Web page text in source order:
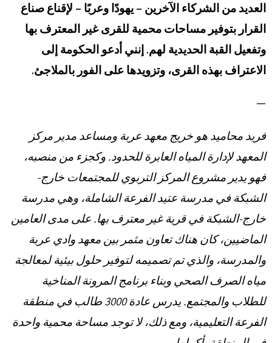
العديد من الشركاء الآخرين – يهودًا وعربًا – لإقناع صناع
القرار بتوفير مساحات محمية للقرى غير المعترف بها
وتفعيل القبة الحديدية لهم. إنني أدعو الحكومة إلى
الاعتراف بهذه القرى، وتزويدها على الفور بالملاجئ.
—
فريد محاميد هو خريج معهد عربة ومساعد مدير مركز
المعهد لإدارة المياه العابرة للحدود. وكجزء من منصبه،
فهو يدير مشروع المركز التربوي للمجتمعات خارج-
الشبكة في مدرسة عتيد الفرعة الشاملة، وهي مدرسة
خارج-الشبكة في قرية غير معترف بها. على مدى العامين
الماضيين، كان هناك تعاون مثمر بين معهد وادي عربة
والمدرسة، والذي تم تصميمه لتوفير حلول بيئية لمعالجة
مياه الصرف الصحي وبناء برنامج المرونة المناخية
للطلاب والمجتمع. يدرس عادة 3000 طالب في منطقة
الفرعة التعليمية، ومع ذلك، لا توجد مساحة محمية واحدة